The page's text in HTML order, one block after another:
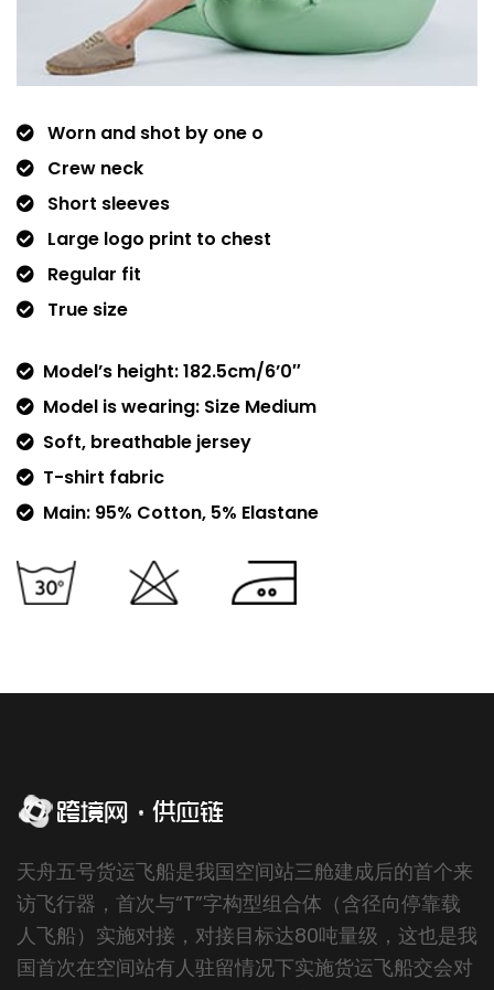
Worn and shot by one o
Crew neck
Short sleeves
Large logo print to chest
Regular fit
True size
Model’s height: 182.5cm/6’0″
Model is wearing: Size Medium
Soft, breathable jersey
T-shirt fabric
Main: 95% Cotton, 5% Elastane
天舟五号货运飞船是我国空间站三舱建成后的首个来
访飞行器，首次与“T”字构型组合体（含径向停靠载
人飞船）实施对接，对接目标达80吨量级，这也是我
国首次在空间站有人驻留情况下实施货运飞船交会对